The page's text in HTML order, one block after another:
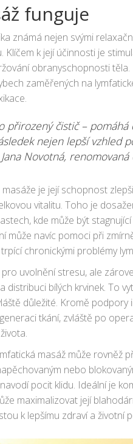
funguje
známá nejen svými
k její účinnosti je
obranyschopnosti těla.
zaměřených na
přirozený čistič –
nejen lepší vzhled
Novotná,
je její schopnost
vitalitu. Toho je
kde může být
může navíc pomoci při
chronickými problémy
uvolnění stresu, ale
distribuci bílých krvinek. To
důležité. Kromě podpory
tkání, zvláště po
masáž může rovněž
nebo
pocit klidu. Ideální je
maximalizovat její
k lepšímu zdraví a životní